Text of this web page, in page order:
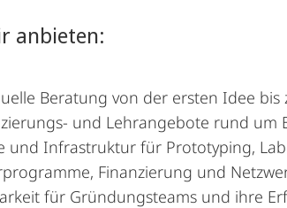
anbieten:
Beratung von der ersten Idee
und Lehrangebote rund um
und Infrastruktur für Prototyping,
Finanzierung und
für Gründungsteams und ihre